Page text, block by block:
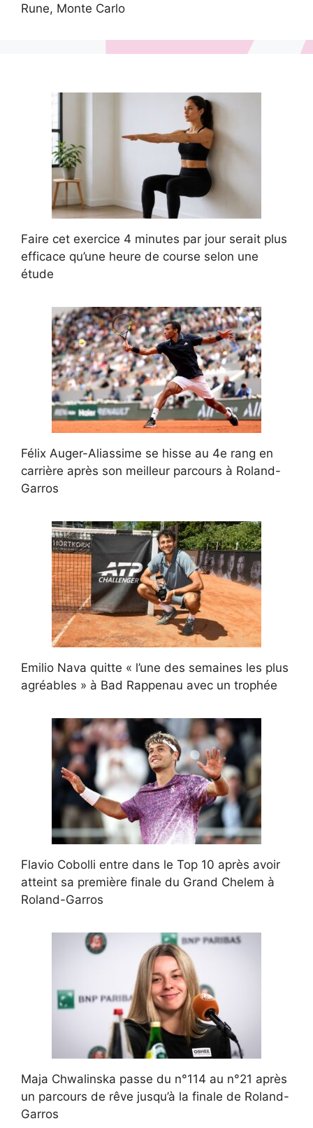
Rune, Monte Carlo
Faire cet exercice 4 minutes par jour serait plus
efficace qu’une heure de course selon une
étude
Félix Auger-Aliassime se hisse au 4e rang en
carrière après son meilleur parcours à Roland-
Garros
Emilio Nava quitte « l’une des semaines les plus
agréables » à Bad Rappenau avec un trophée
Flavio Cobolli entre dans le Top 10 après avoir
atteint sa première finale du Grand Chelem à
Roland-Garros
Maja Chwalinska passe du n°114 au n°21 après
un parcours de rêve jusqu’à la finale de Roland-
Garros